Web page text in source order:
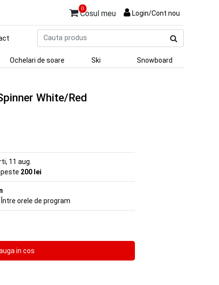
0
Cosul meu Login/Cont nou
produs
Ochelari de soare Ski Snowboard
White/Red
11 aug.
200 lei
orele de program